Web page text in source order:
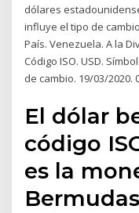
dólares
influye el tipo de
País. Venezuela. A la
Código ISO. USD.
de cambio. 19/03/2020.
El dólar
código
es la